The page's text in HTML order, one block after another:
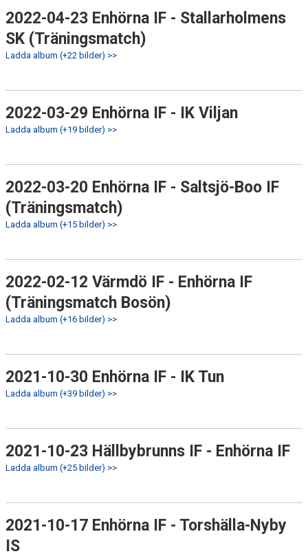
2022-04-23 Enhörna IF - Stallarholmens
SK (Träningsmatch)
Ladda album (+22 bilder) >>
2022-03-29 Enhörna IF - IK Viljan
Ladda album (+19 bilder) >>
2022-03-20 Enhörna IF - Saltsjö-Boo IF
(Träningsmatch)
Ladda album (+15 bilder) >>
2022-02-12 Värmdö IF - Enhörna IF
(Träningsmatch Bosön)
Ladda album (+16 bilder) >>
2021-10-30 Enhörna IF - IK Tun
Ladda album (+39 bilder) >>
2021-10-23 Hällbybrunns IF - Enhörna IF
Ladda album (+25 bilder) >>
2021-10-17 Enhörna IF - Torshälla-Nyby
IS